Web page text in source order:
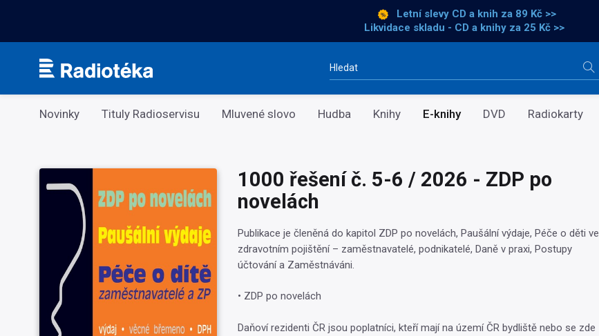
Letní slevy CD a knih za 89 Kč >>
Likvidace skladu - CD a knihy za 25 Kč >>
Vyhledávání
Kategorie
Novinky Tituly Radioservisu Mluvené slovo Hudba Knihy E-knihy DVD Radiokarty
1000 řešení č. 5-6 / 2026 - ZDP po
novelách
Publikace je členěná do kapitol ZDP po novelách, Paušální výdaje, Péče o děti ve
zdravotním pojištění – zaměstnavatelé, podnikatelé, Daně v praxi, Postupy
účtování a Zaměstnáváni.
• ZDP po novelách
Daňoví rezidenti ČR jsou poplatníci, kteří mají na území ČR bydliště nebo se zde